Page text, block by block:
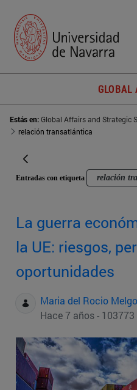
GLOBAL
Estás en:Global Affairs and Strategic
relación transatlántica
Entradas con etiqueta relación
La guerra
la UE: riesgos,
oportunidades
Maria del Rocio
Hace 7 años -